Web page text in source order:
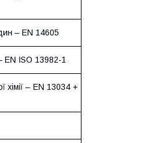
– EN 14605
EN ISO 13982-1
хімії – EN 13034 +